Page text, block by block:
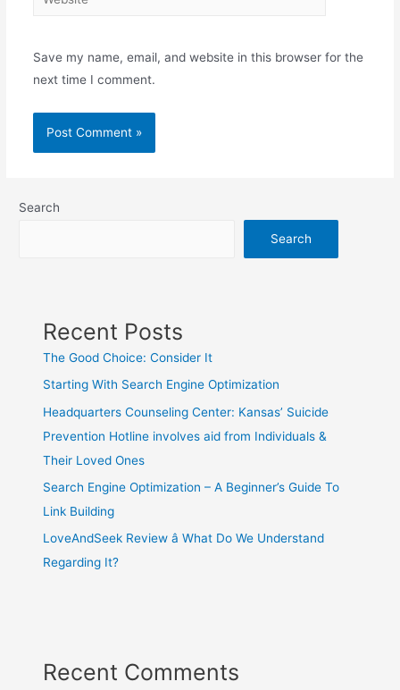
Save my name, email, and website in this browser for the
next time I comment.
Search
Search
Recent Posts
The Good Choice: Consider It
Starting With Search Engine Optimization
Headquarters Counseling Center: Kansas’ Suicide
Prevention Hotline involves aid from Individuals &
Their Loved Ones
Search Engine Optimization – A Beginner’s Guide To
Link Building
LoveAndSeek Review â What Do We Understand
Regarding It?
Recent Comments